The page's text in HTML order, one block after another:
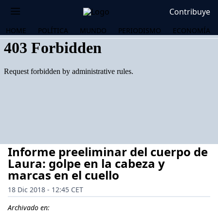
Contribuye
HOME POLÍTICA MUNDO PERIODISMO ECONOMÍA
Informe preeliminar del cuerpo de
Laura: golpe en la cabeza y
marcas en el cuello
18 Dic 2018 - 12:45 CET
Archivado en: